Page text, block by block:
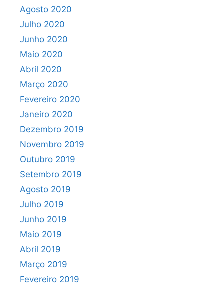
Agosto 2020
Julho 2020
Junho 2020
Maio 2020
Abril 2020
Março 2020
Fevereiro 2020
Janeiro 2020
Dezembro 2019
Novembro 2019
Outubro 2019
Setembro 2019
Agosto 2019
Julho 2019
Junho 2019
Maio 2019
Abril 2019
Março 2019
Fevereiro 2019